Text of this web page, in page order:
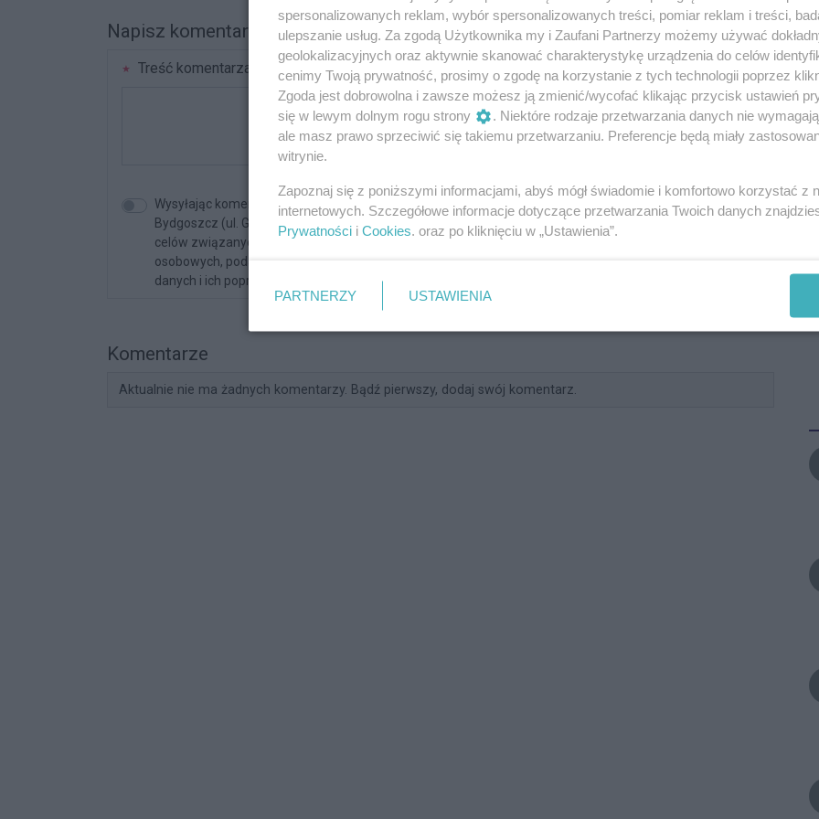
Napisz komentarz
Treść komentarza Podpis
Wysyłając komentarz akceptujesz regulamin serwisu BYDGOSZCZ.COM. MPI.PL z siedzibą w mieście
Bydgoszcz (ul. Glinki 32/E2, 85-174 Bydgoszcz) jest administratorem twoich danych osobowych dla
celów związanych z korzystaniem z serwisu. Zgodnie z art. 24 ust. 1 pkt 3 i 4 ustawy o ochronie danych
osobowych, podanie danych jest dobrowolne, Użytkownikowi przysługuje prawo dostępu do treści swoich
danych i ich poprawiania.
Komentarze
Aktualnie nie ma żadnych komentarzy. Bądź pierwszy, dodaj swój komentarz.
spersonalizowanych reklam, wybór spersonalizowanych treści, pomiar reklam i treści,
ulepszanie usług. Za zgodą Użytkownika my i Zaufani Partnerzy możemy używać
geolokalizacyjnych oraz aktywnie skanować charakterystykę urządzenia do celów
cenimy Twoją prywatność, prosimy o zgodę na korzystanie z tych technologii poprzez
Zgoda jest dobrowolna i zawsze możesz ją zmienić/wycofać klikając przycisk ustawień
się w lewym dolnym rogu strony
. Niektóre rodzaje przetwarzania danych nie
ale masz prawo sprzeciwić się takiemu przetwarzaniu. Preferencje będą miały
witrynie.
Zapoznaj się z poniższymi informacjami, abyś mógł świadomie i komfortowo korzystać z
internetowych. Szczegółowe informacje dotyczące przetwarzania Twoich danych
Prywatności i Cookies. oraz po kliknięciu w „Ustawienia”.
PARTNERZY USTAWIENIA